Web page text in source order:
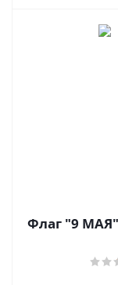
Флаг "9 МАЯ"